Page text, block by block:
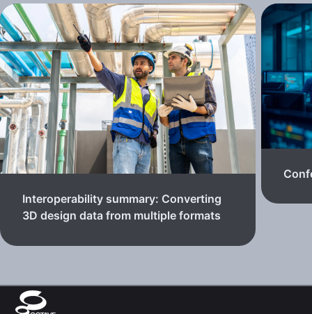
Interoperability summary: Converting
3D design data from multiple formats